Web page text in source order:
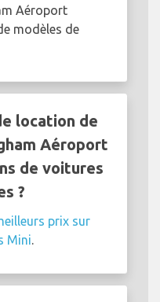
Aéroport
modèles de
location de
Aéroport
de voitures
?
prix sur
Mini.